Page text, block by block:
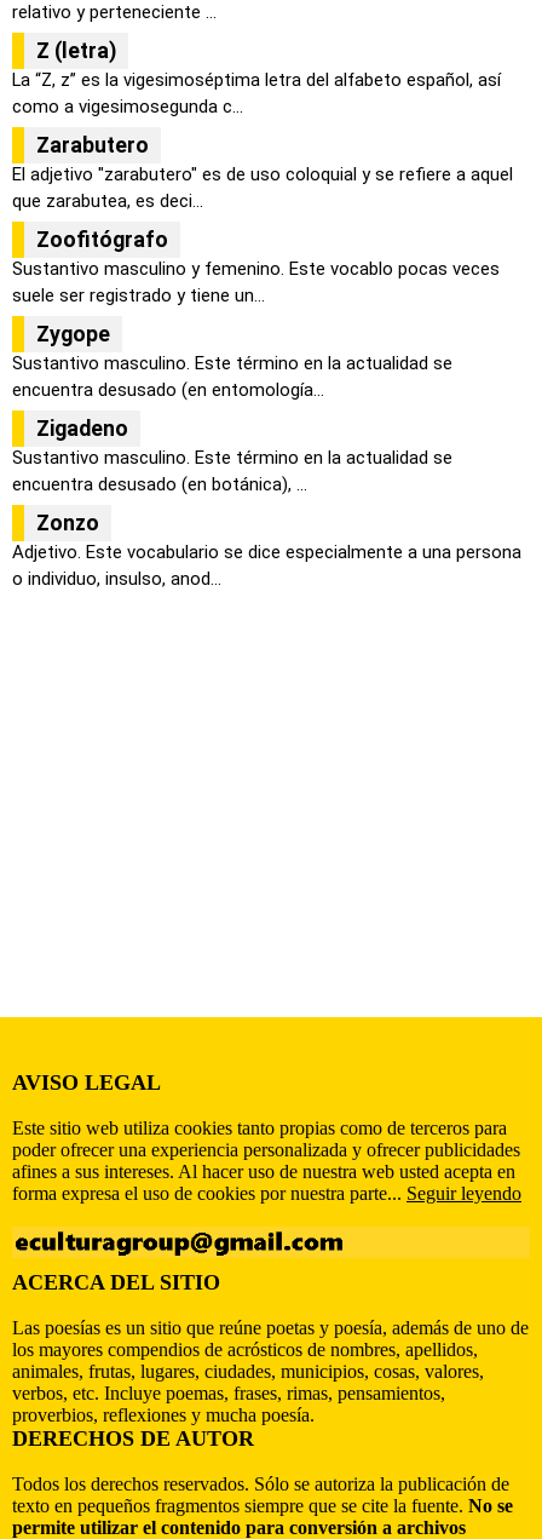
relativo y perteneciente ...
Z (letra)
La “Z, z” es la vigesimoséptima letra del alfabeto español, así
como a vigesimosegunda c...
Zarabutero
El adjetivo "zarabutero" es de uso coloquial y se refiere a aquel
que zarabutea, es deci...
Zoofitógrafo
Sustantivo masculino y femenino. Este vocablo pocas veces
suele ser registrado y tiene un...
Zygope
Sustantivo masculino. Este término en la actualidad se
encuentra desusado (en entomología...
Zigadeno
Sustantivo masculino. Este término en la actualidad se
encuentra desusado (en botánica), ...
Zonzo
Adjetivo. Este vocabulario se dice especialmente a una persona
o individuo, insulso, anod...
AVISO LEGAL
Este sitio web utiliza cookies tanto propias como de terceros para
poder ofrecer una experiencia personalizada y ofrecer publicidades
afines a sus intereses. Al hacer uso de nuestra web usted acepta en
forma expresa el uso de cookies por nuestra parte... Seguir leyendo
ACERCA DEL SITIO
Las poesías es un sitio que reúne poetas y poesía, además de uno de
los mayores compendios de acrósticos de nombres, apellidos,
animales, frutas, lugares, ciudades, municipios, cosas, valores,
verbos, etc. Incluye poemas, frases, rimas, pensamientos,
proverbios, reflexiones y mucha poesía.
DERECHOS DE AUTOR
Todos los derechos reservados. Sólo se autoriza la publicación de
texto en pequeños fragmentos siempre que se cite la fuente. No se
permite utilizar el contenido para conversión a archivos